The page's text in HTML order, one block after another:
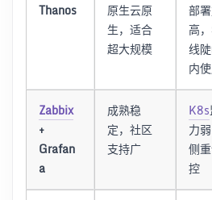
Thanos
原生云原
生，适合
超大规模
部
高
线
内
Zabbix
+
Grafan
a
成熟稳
定，社区
支持广
K8s
力
侧
控